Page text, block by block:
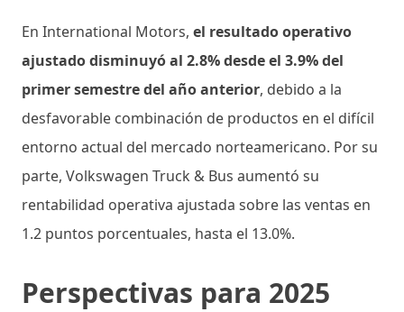
En International Motors, el resultado operativo
ajustado disminuyó al 2.8% desde el 3.9% del
primer semestre del año anterior, debido a la
desfavorable combinación de productos en el difícil
entorno actual del mercado norteamericano. Por su
parte, Volkswagen Truck & Bus aumentó su
rentabilidad operativa ajustada sobre las ventas en
1.2 puntos porcentuales, hasta el 13.0%.
Perspectivas para 2025